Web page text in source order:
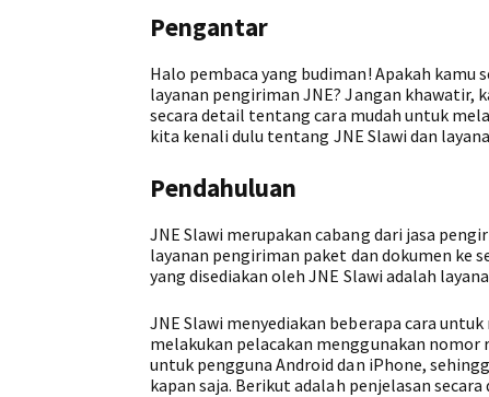
Pengantar
Halo pembaca yang budiman! Apakah
layanan pengiriman JNE? Jangan khawatir,
secara detail tentang cara mudah untuk
kita kenali dulu tentang JNE Slawi dan
Pendahuluan
JNE Slawi merupakan cabang dari jasa
layanan pengiriman paket dan dokumen ke
yang disediakan oleh JNE Slawi adalah
JNE Slawi menyediakan beberapa cara
melakukan pelacakan menggunakan nomor
untuk pengguna Android dan iPhone,
kapan saja. Berikut adalah penjelasan